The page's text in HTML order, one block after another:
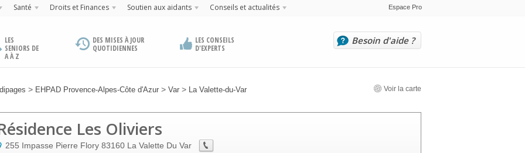
Santé Droits et Finances Soutien aux aidants Conseils et actualités Espace Pro
LES
SENIORS DE
A À Z
DES MISES À JOUR
QUOTIDIENNES
LES CONSEILS
D'EXPERTS
Besoin d'aide ?
> EHPAD Provence-Alpes-Côte d'Azur > Var > La Valette-du-Var Voir la carte
Les Oliviers
255 Impasse Pierre Flory 83160 La Valette Du Var